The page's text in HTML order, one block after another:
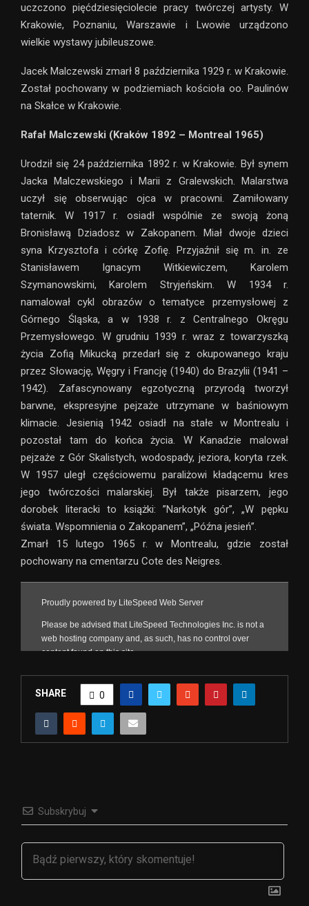
uczczono pięćdziesięciolecie pracy twórczej artysty. W
Krakowie, Poznaniu, Warszawie i Lwowie urządzono
wielkie wystawy jubileuszowe.
Jacek Malczewski zmarł 8 października 1929 r. w Krakowie.
Został pochowany w podziemiach kościoła oo. Paulinów
na Skałce w Krakowie.
Rafał Malczewski (Kraków 1892 – Montreal 1965)
Urodził się 24 października 1892 r. w Krakowie. Był synem
Jacka Malczewskiego i Marii z Gralewskich. Malarstwa
uczył się obserwując ojca w pracowni. Zamiłowany
taternik. W 1917 r. osiadł wspólnie ze swoją żoną
Bronisławą Dziadosz w Zakopanem. Miał dwoje dzieci
syna Krzysztofa i córkę Zofię. Przyjaźnił się m. in. ze
Stanisławem Ignacym Witkiewiczem, Karolem
Szymanowskimi, Karolem Stryjeńskim. W 1934 r.
namalował cykl obrazów o tematyce przemysłowej z
Górnego Śląska, a w 1938 r. z Centralnego Okręgu
Przemysłowego. W grudniu 1939 r. wraz z towarzyszką
życia Zofią Mikucką przedarł się z okupowanego kraju
przez Słowację, Węgry i Francję (1940) do Brazylii (1941 –
1942). Zafascynowany egzotyczną przyrodą tworzył
barwne, ekspresyjne pejzaże utrzymane w baśniowym
klimacie. Jesienią 1942 osiadł na stałe w Montrealu i
pozostał tam do końca życia. W Kanadzie malował
pejzaże z Gór Skalistych, wodospady, jeziora, koryta rzek.
W 1957 uległ częściowemu paraliżowi kładącemu kres
jego twórczości malarskiej. Był także pisarzem, jego
dorobek literacki to książki: ”Narkotyk gór”, „W pępku
świata. Wspomnienia o Zakopanem”, „Późna jesień”.
Zmarł 15 lutego 1965 r. w Montrealu, gdzie został
pochowany na cmentarzu Cote des Neigres.
SHARE 0
Subskrybuj